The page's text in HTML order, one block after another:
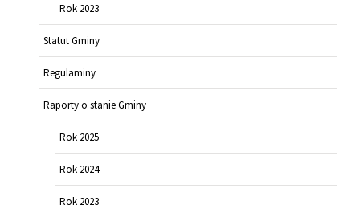
Rok 2023
Statut Gminy
Regulaminy
Raporty o stanie Gminy
Rok 2025
Rok 2024
Rok 2023